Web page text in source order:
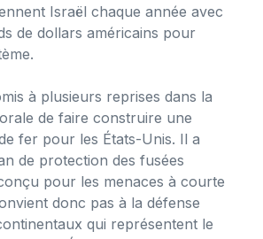
Israël chaque année avec
de dollars américains pour
à plusieurs reprises dans la
de faire construire une
fer pour les États-Unis. Il a
de protection des fusées
pour les menaces à courte
donc pas à la défense
qui représentent le